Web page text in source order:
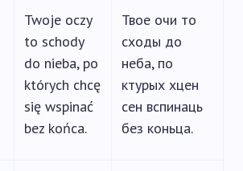
Twoje oczy
to schody
do nieba, po
których chcę
się wspinać
bez końca.
Твое очи то
сходы до
неба, по
ктурых хцен
сен вспинаць
без коньца.